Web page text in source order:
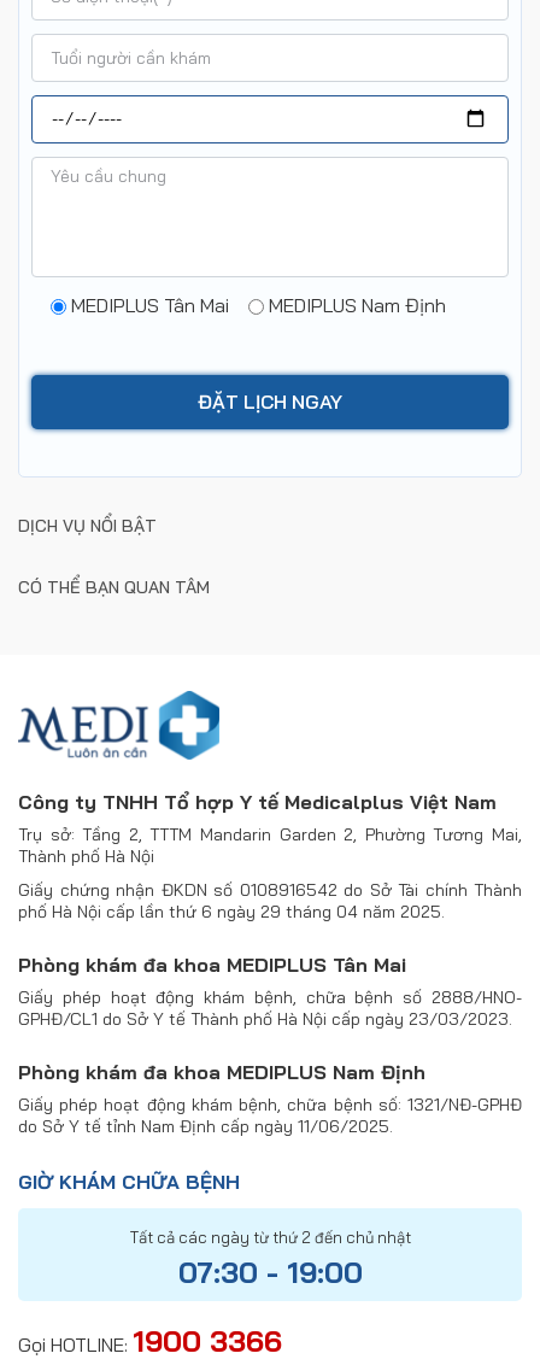
MEDIPLUS Tân Mai MEDIPLUS Nam Định
DỊCH VỤ NỔI BẬT
CÓ THỂ BẠN QUAN TÂM
Công ty TNHH Tổ hợp Y tế Medicalplus Việt Nam
Trụ sở: Tầng 2, TTTM Mandarin Garden 2, Phường Tương Mai,
Thành phố Hà Nội
Giấy chứng nhận ĐKDN số 0108916542 do Sở Tài chính Thành
phố Hà Nội cấp lần thứ 6 ngày 29 tháng 04 năm 2025.
Phòng khám đa khoa MEDIPLUS Tân Mai
Giấy phép hoạt động khám bệnh, chữa bệnh số 2888/HNO-
GPHĐ/CL1 do Sở Y tế Thành phố Hà Nội cấp ngày 23/03/2023.
Phòng khám đa khoa MEDIPLUS Nam Định
Giấy phép hoạt động khám bệnh, chữa bệnh số: 1321/NĐ-GPHĐ
do Sở Y tế tỉnh Nam Định cấp ngày 11/06/2025.
GIỜ KHÁM CHỮA BỆNH
Tất cả các ngày từ thứ 2 đến chủ nhật
07:30 - 19:00
Gọi HOTLINE: 1900 3366